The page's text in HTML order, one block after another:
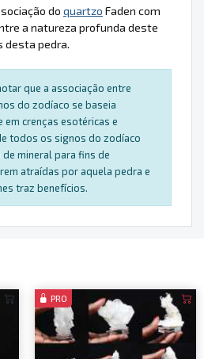
do quartzo Faden com
a natureza profunda deste
desta pedra.
que a associação entre
do zodíaco se baseia
em crenças esotéricas e
todos os signos do zodíaco
mineral para fins de
atraídas por aquela pedra e
traz benefícios.
PRO